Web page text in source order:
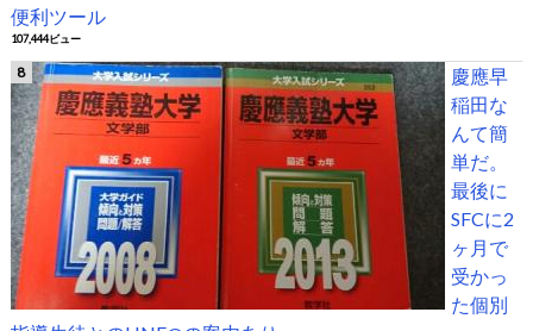
便利ツール
107,444ビュー
慶應早
稲田な
んて簡
単だ。
最後に
SFCに2
ヶ月で
受かっ
た個別